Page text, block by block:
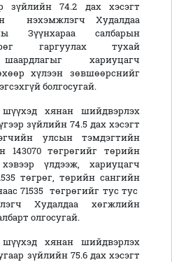
зүйлийн 74.2 дах хэсэгт
нэхэмжлэгч Худалдаа
Зүүнхараа салбарын
гаргуулах тухай
хариуцагч
хүлээн зөвшөөрснийг
болгосугай.
хянан шийдвэрлэх
зүйлийн 74.5 дах хэсэгт
улсын тэмдэгтийн
143070 төгрөгийг төрийн
үлдээж, хариуцагч
төгрөг, төрийн сангийн
71535 төгрөгийг тус тус
Худалдаа хөгжлийн
олгосугай.
хянан шийдвэрлэх
зүйлийн 75.6 дах хэсэгт